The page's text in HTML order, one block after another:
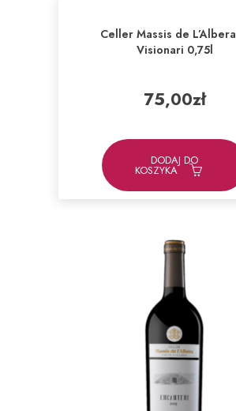
Celler Massis de
Visionari 0,75l
75,00zł
DODAJ DO
KOSZYKA